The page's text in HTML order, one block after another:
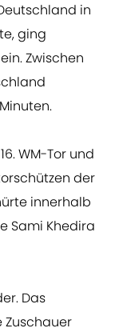
in
ging
Zwischen
WM-Tor und
der
innerhalb
Sami Khedira
Das
Zuschauer